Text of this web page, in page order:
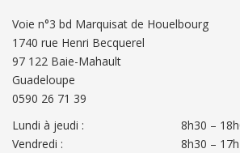
Voie n°3 bd Marquisat de Houelbourg
1740 rue Henri Becquerel
97 122 Baie-Mahault
Guadeloupe
0590 26 71 39
Lundi à jeudi :
Vendredi :
8h30 –
8h30 – 17h